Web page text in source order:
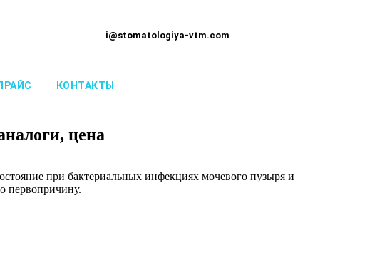
i@stomatologiya-vtm.com
КОНТАКТЫ
цена
при бактериальных инфекциях мочевого пузыря и
первопричину.